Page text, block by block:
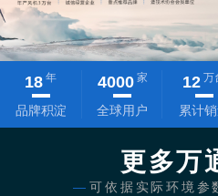
18 年
品牌积淀
4000家
全球用户
12 万
累计
更多万
— 可依据实际环境参